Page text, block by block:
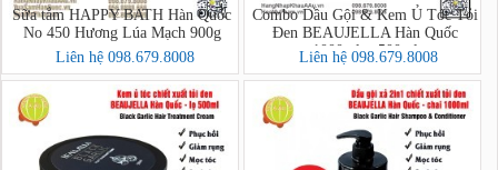
Sữa tắm HAPPY BATH Hàn Quốc
No 450 Hương Lúa Mạch 900g
Liên hệ 098.679.8008
Combo Dầu Gội & Kem Ủ Tóc Tỏi
Đen BEAUJELLA Hàn Quốc
1000ml + 500ml
Liên hệ 098.679.8008